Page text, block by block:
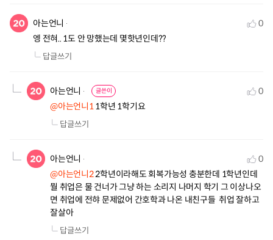
아는언니
0
엥 전혀.. 1도 안 망했는데 몇핫년인데??
답글쓰기
아는언니 글쓴이
0
@아는언니1 1학년 1학기요
답글쓰기
아는언니
0
@아는언니2 2학년이라해도 회복가능성 충분한데 1학년인데
뭘 취업은 물 건너가 그냥 하는 소리지 나머지 학기 그 이상나오
면 취업에 전햐 문제없어 간호학과 나온 내친구들  취업 잘하고
잘살아
답글쓰기